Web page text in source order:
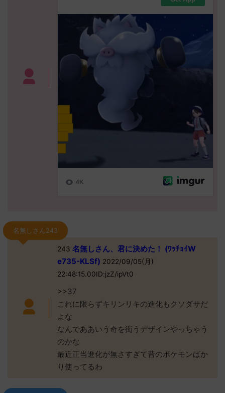
名無しさん243
243 名無しさん、君に決めた！ (ﾜｯﾁｮｲW
e735-KLSf) 2022/09/05(月)
22:48:15.00ID:jzZ/ipVt0
>>37
これに限らずキリンリキの進化もクソダサだ
よな
なんでああいう奇を衒うデザインやっちゃう
のかな
最近正当進化が無さすぎて昔のボケモンばか
り使ってるわ